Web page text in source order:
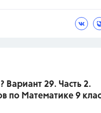
Вариант 29. Часть 2.
по Математике 9